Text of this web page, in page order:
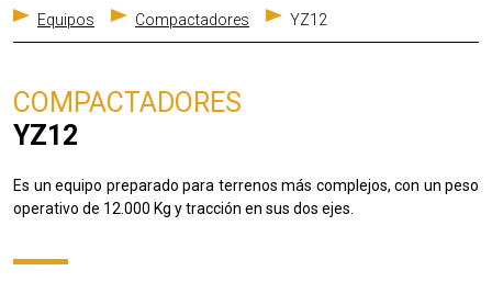
Equipos Compactadores YZ12
COMPACTADORES
YZ12
Es un equipo preparado para terrenos más complejos, con un peso
operativo de 12.000 Kg y tracción en sus dos ejes.